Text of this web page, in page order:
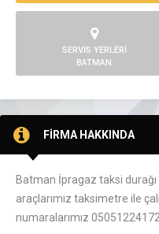
SERVİS YERLERİ
BATMAN
FİRMA HAKKINDA
Batman İpragaz taksi
araçlarımız taksimetre ile
numaralarımız